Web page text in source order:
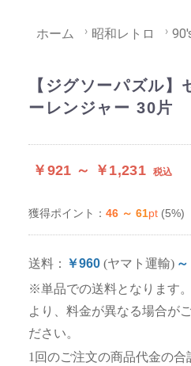
ホーム 昭和レトロ
【ジグソーパズル
ーレンジャー 30片
￥921 ～ ￥1,231 税込
獲得ポイント： 46 ～ 61pt (5%)
送料： ￥960 (ヤマト運輸) ～
※単品での送料となります
より、料金が異なる場合が
ださい。
1回のご注文の商品代金の合